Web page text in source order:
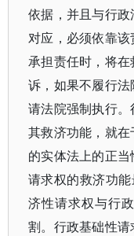
依据，并且与行
对应，必须依靠
承担责任时，将
诉，如果不履行
请法院强制执行
其救济功能，就
的实体法上的正
请求权的救济功
济性请求权与行
割。行政基础性